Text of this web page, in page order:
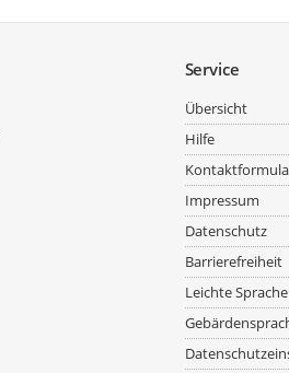
Service
Übersicht
Hilfe
Impressum
Datenschutz
Barrierefreiheit
Leichte Sprache